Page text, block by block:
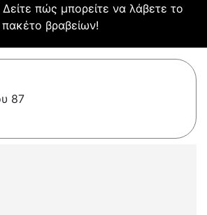
Δείτε πώς μπορείτε να λάβετε το
πακέτο βραβείων!
87